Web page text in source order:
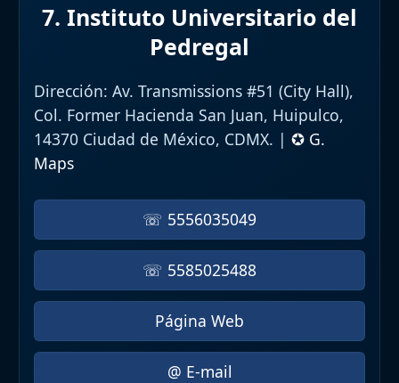
7. Instituto Universitario del
Pedregal
Dirección: Av. Transmissions #51 (City Hall),
Col. Former Hacienda San Juan, Huipulco,
14370 Ciudad de México, CDMX. | ✪ G.
Maps
☏ 5556035049
☏ 5585025488
Página Web
@ E-mail